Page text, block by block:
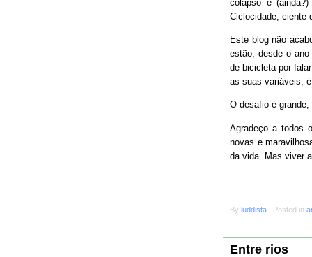
colapso e
Ciclocidade, ciente
Este blog não
estão, desde o ano
de bicicleta por
as suas variáveis,
O desafio é
Agradeço a todos
novas e
da vida. Mas viver
By luddista | Posted in
Entre rios